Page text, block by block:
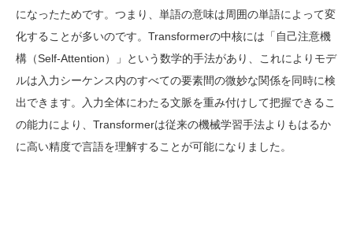
になったためです。つまり、単語の意味は周囲の単語によって変
化することが多いのです。 Transformerの中核には「自己注意機
構（Self-Attention）」という数学的手法があり、これによりモデ
ルは入力シーケンス内のすべての要素間の微妙な関係を同時に検
出できます。入力全体にわたる文脈を重み付けして把握できるこ
の能力により、 Transformerは従来の機械学習手法よりもはるか
に高い精度で言語を理解することが可能になりました。